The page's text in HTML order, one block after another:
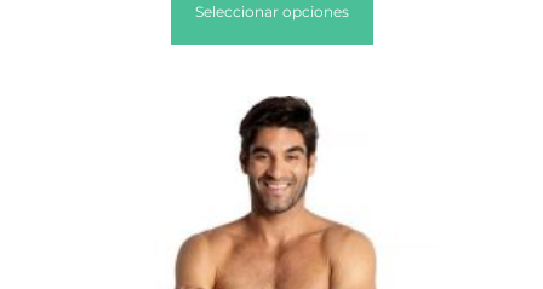
Seleccionar opciones